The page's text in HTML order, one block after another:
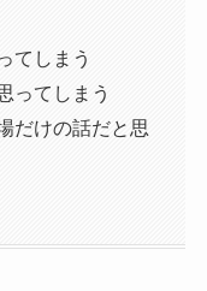
てしまう
ってしまう
だけの話だと思